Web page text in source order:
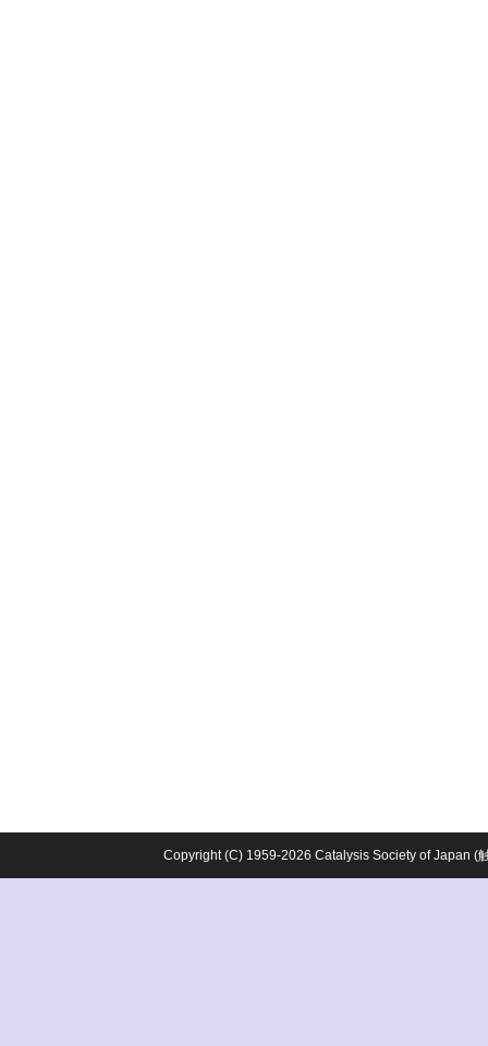
Copyright (C) 1959-2026 Catalysis Society of Japan (